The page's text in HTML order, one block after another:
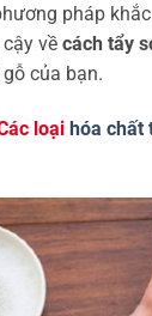
pháp
về cách tẩy
của bạn.
loại hóa chất